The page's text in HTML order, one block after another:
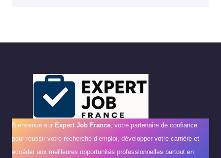
Bienvenue sur Expert Job France , votre partenaire de confiance
pour réussir votre recherche d’emploi, développer votre carrière et
accéder aux meilleures opportunités professionnelles partout en